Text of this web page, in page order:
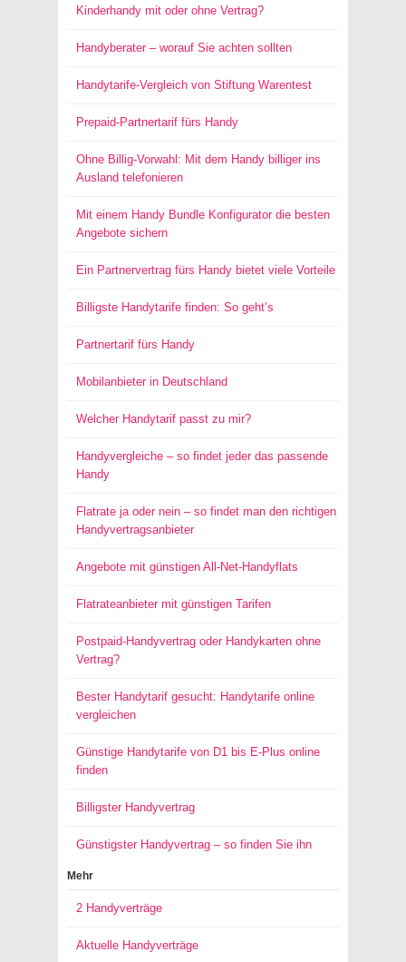
Kinderhandy mit oder ohne Vertrag?
Handyberater – worauf Sie achten sollten
Handytarife-Vergleich von Stiftung Warentest
Prepaid-Partnertarif fürs Handy
Ohne Billig-Vorwahl: Mit dem Handy billiger ins
Ausland telefonieren
Mit einem Handy Bundle Konfigurator die besten
Angebote sichern
Ein Partnervertrag fürs Handy bietet viele Vorteile
Billigste Handytarife finden: So geht’s
Partnertarif fürs Handy
Mobilanbieter in Deutschland
Welcher Handytarif passt zu mir?
Handyvergleiche – so findet jeder das passende
Handy
Flatrate ja oder nein – so findet man den richtigen
Handyvertragsanbieter
Angebote mit günstigen All-Net-Handyflats
Flatrateanbieter mit günstigen Tarifen
Postpaid-Handyvertrag oder Handykarten ohne
Vertrag?
Bester Handytarif gesucht: Handytarife online
vergleichen
Günstige Handytarife von D1 bis E-Plus online
finden
Billigster Handyvertrag
Günstigster Handyvertrag – so finden Sie ihn
Mehr
2 Handyverträge
Aktuelle Handyverträge